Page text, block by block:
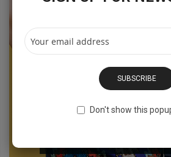
SUBSCRIBE
Don't show this